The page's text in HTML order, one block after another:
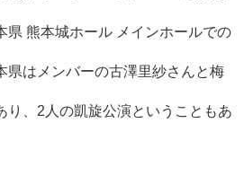
県 熊本城ホール メインホールでの
県はメンバーの古澤里紗さんと梅
り、2人の凱旋公演ということもあ